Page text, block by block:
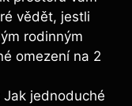
vědět, jestli
rodinným
omezení na 2
Jak ⁤jednoduché